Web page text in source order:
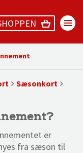
Sæsonkort
er
fra sæson til